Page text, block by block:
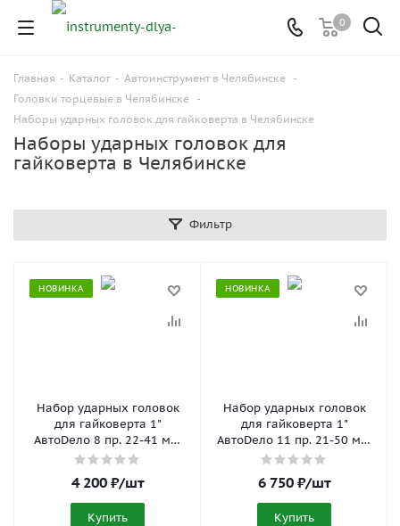
0
Главная - Каталог - Автоинструмент в Челябинске -
Головки торцевые в Челябинске -
Наборы ударных головок для гайковерта в Челябинске
Наборы ударных головок для
гайковерта в Челябинске
Фильтр
НОВИНКА
Набор ударных головок
для гайковерта 1"
АвтоDело 8 пр. 22-41 мм,
кейс 40328
4 200₽/шт
Купить
НОВИНКА
Набор ударных головок
для гайковерта 1"
АвтоDело 11 пр. 21-50 мм,
кейс 40329
6 750₽/шт
Купить